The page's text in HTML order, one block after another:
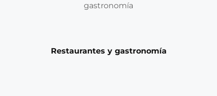
Restaurantes y gastronomía